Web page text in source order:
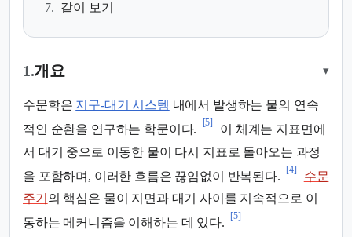
7. 같이 보기
1.개요 ▾
수문학은 지구-대기 시스템 내에서 발생하는 물의 연속
적인 순환을 연구하는 학문이다.
[5]
이 체계는 지표면에
서 대기 중으로 이동한 물이 다시 지표로 돌아오는 과정
을 포함하며, 이러한 흐름은 끊임없이 반복된다.
[4]
수문
주기 의 핵심은 물이 지면과 대기 사이를 지속적으로 이
동하는 메커니즘을 이해하는 데 있다.
[5]